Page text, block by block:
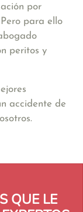
por
para ello
peritos y
accidente de
QUE LE